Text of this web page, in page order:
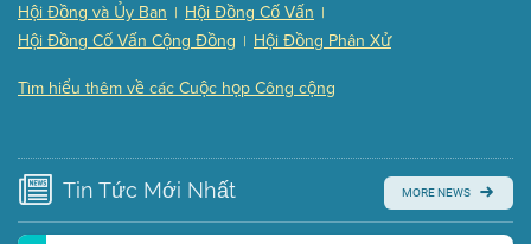
Presentation (Part 3 of 3) (168 Kb PDF , 3 pgs )
Meeting Details
Submit a comment
time.
Watch for real-time closed captioning with agenda
Learn more
Hội Đồng và Ủy Ban | Hội Đồng Cố Vấn |
Hội Đồng Cố Vấn Cộng Đồng | Hội Đồng Phân Xử
Tìm hiểu thêm về các Cuộc họp Công cộng
Tin Tức Mới Nhất MORE NEWS